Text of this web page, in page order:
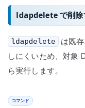
ldapdelete で削除
ldapdelete
は既
しにくいため、対象
ら実行します。
コマンド